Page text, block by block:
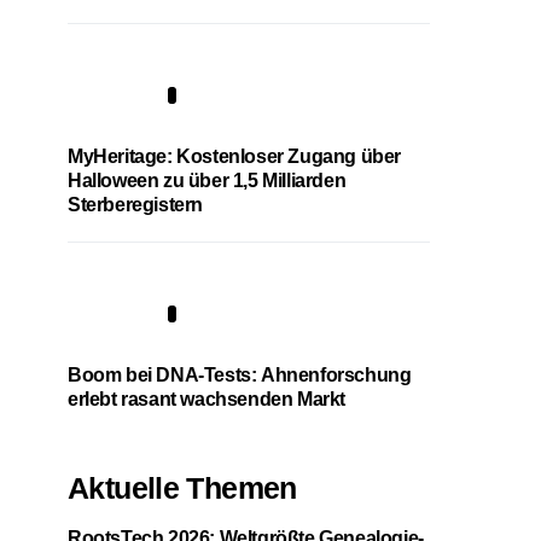
MyHeritage: Kostenloser Zugang über
Halloween zu über 1,5 Milliarden
Sterberegistern
Boom bei DNA-Tests: Ahnenforschung
erlebt rasant wachsenden Markt
Aktuelle Themen